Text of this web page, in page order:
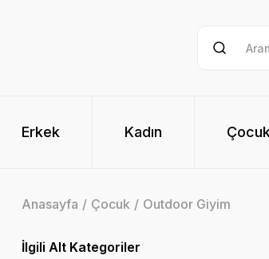
Erkek Kadın
Anasayfa Çocuk Outdoor Giyim
İlgili Alt Kategoriler